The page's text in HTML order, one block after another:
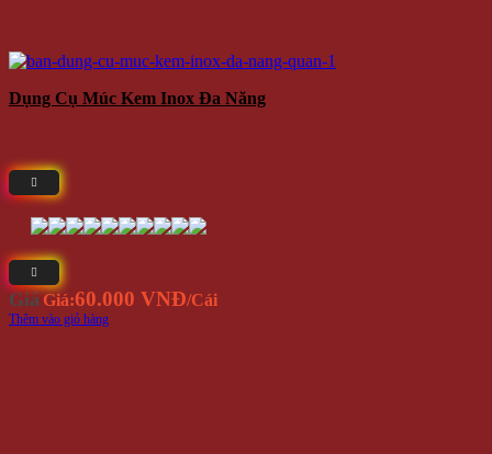
Dụng Cụ Múc Kem Inox Đa Năng
Giá Giá:60.000 VNĐ/Cái
Thêm vào giỏ hàng